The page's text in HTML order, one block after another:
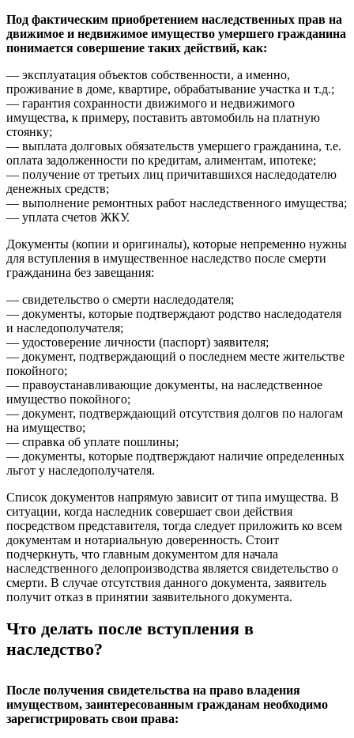
Под фактическим приобретением наследственных прав на
движимое и недвижимое имущество умершего гражданина
понимается совершение таких действий, как:
— эксплуатация объектов собственности, а именно,
проживание в доме, квартире, обрабатывание участка и т.д.;
— гарантия сохранности движимого и недвижимого
имущества, к примеру, поставить автомобиль на платную
стоянку;
— выплата долговых обязательств умершего гражданина, т.е.
оплата задолженности по кредитам, алиментам, ипотеке;
— получение от третьих лиц причитавшихся наследодателю
денежных средств;
— выполнение ремонтных работ наследственного имущества;
— уплата счетов ЖКУ.
Документы (копии и оригиналы), которые непременно нужны
для вступления в имущественное наследство после смерти
гражданина без завещания:
— свидетельство о смерти наследодателя;
— документы, которые подтверждают родство наследодателя
и наследополучателя;
— удостоверение личности (паспорт) заявителя;
— документ, подтверждающий о последнем месте жительстве
покойного;
— правоустанавливающие документы, на наследственное
имущество покойного;
— документ, подтверждающий отсутствия долгов по налогам
на имущество;
— справка об уплате пошлины;
— документы, которые подтверждают наличие определенных
льгот у наследополучателя.
Список документов напрямую зависит от типа имущества. В
ситуации, когда наследник совершает свои действия
посредством представителя, тогда следует приложить ко всем
документам и нотариальную доверенность. Стоит
подчеркнуть, что главным документом для начала
наследственного делопроизводства является свидетельство о
смерти. В случае отсутствия данного документа, заявитель
получит отказ в принятии заявительного документа.
Что делать после вступления в
наследство?
После получения свидетельства на право владения
имуществом, заинтересованным гражданам необходимо
зарегистрировать свои права: